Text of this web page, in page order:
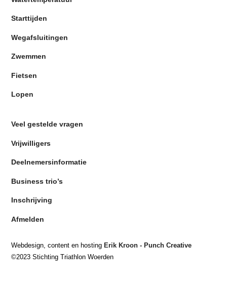
Starttijden
Wegafsluitingen
Zwemmen
Fietsen
Lopen
Veel gestelde vragen
Vrijwilligers
Deelnemersinformatie
Business trio’s
Inschrijving
Afmelden
Webdesign, content en hosting Erik Kroon - Punch Creative
©2023 Stichting Triathlon Woerden